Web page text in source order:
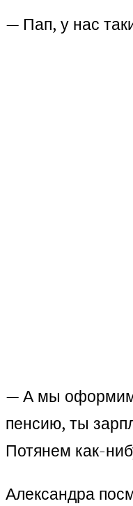
— Пап, у нас
— А мы оформим
пенсию, ты
Потянем как-
Александра